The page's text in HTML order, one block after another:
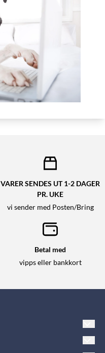
VARER SENDES UT 1-2 DAGER
PR. UKE
vi sender med Posten/Bring
Betal med
vipps eller bankkort